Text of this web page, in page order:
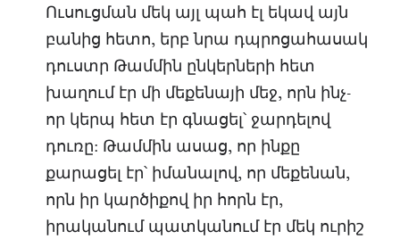
Ուսուցման մեկ այլ պահ էլ եկավ այն
բանից հետո, երբ նրա դպրոցահասակ
դուստր Թամմին ընկերների հետ
խաղում էր մի մեքենայի մեջ, որն ինչ-
որ կերպ հետ էր գնացել՝ ջարդելով
դուռը: Թամմին ասաց, որ ինքը
քարացել էր՝ իմանալով, որ մեքենան,
որն իր կարծիքով իր հորն էր,
իրականում պատկանում էր մեկ ուրիշ